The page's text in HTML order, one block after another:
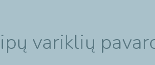
variklių